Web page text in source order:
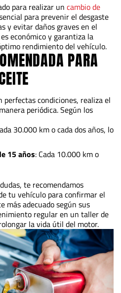
para realizar un cambio de
para prevenir el desgaste
y evitar daños graves en el
económico y garantiza la
rendimiento del vehículo.
PARA
condiciones, realiza el
periódica. Según los
30.000 km o cada dos años, lo
15 años: Cada 10.000 km o
te recomendamos
tu vehículo para confirmar el
más adecuado según sus
regular en un taller de
la vida útil del motor.